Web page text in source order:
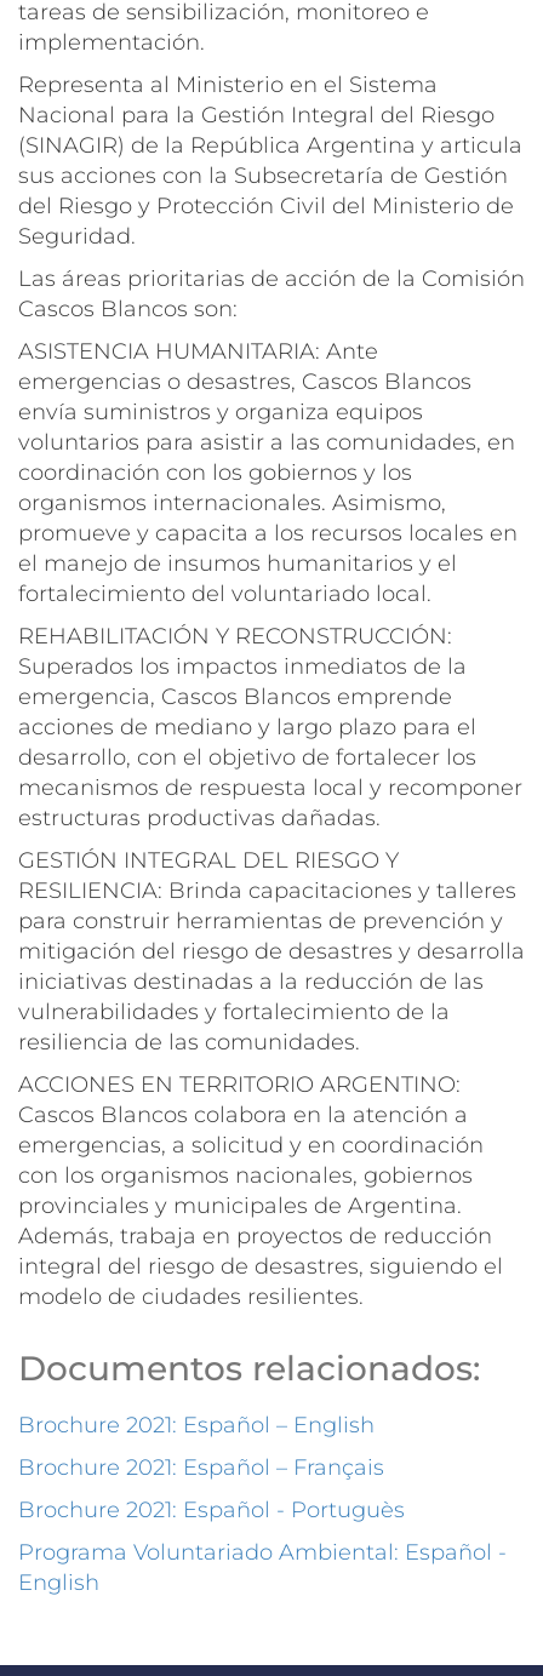
tareas de sensibilización, monitoreo e
implementación.
Representa al Ministerio en el Sistema
Nacional para la Gestión Integral del Riesgo
(SINAGIR) de la República Argentina y articula
sus acciones con la Subsecretaría de Gestión
del Riesgo y Protección Civil del Ministerio de
Seguridad.
Las áreas prioritarias de acción de la Comisión
Cascos Blancos son:
ASISTENCIA HUMANITARIA: Ante
emergencias o desastres, Cascos Blancos
envía suministros y organiza equipos
voluntarios para asistir a las comunidades, en
coordinación con los gobiernos y los
organismos internacionales. Asimismo,
promueve y capacita a los recursos locales en
el manejo de insumos humanitarios y el
fortalecimiento del voluntariado local.
REHABILITACIÓN Y RECONSTRUCCIÓN:
Superados los impactos inmediatos de la
emergencia, Cascos Blancos emprende
acciones de mediano y largo plazo para el
desarrollo, con el objetivo de fortalecer los
mecanismos de respuesta local y recomponer
estructuras productivas dañadas.
GESTIÓN INTEGRAL DEL RIESGO Y
RESILIENCIA: Brinda capacitaciones y talleres
para construir herramientas de prevención y
mitigación del riesgo de desastres y desarrolla
iniciativas destinadas a la reducción de las
vulnerabilidades y fortalecimiento de la
resiliencia de las comunidades.
ACCIONES EN TERRITORIO ARGENTINO:
Cascos Blancos colabora en la atención a
emergencias, a solicitud y en coordinación
con los organismos nacionales, gobiernos
provinciales y municipales de Argentina.
Además, trabaja en proyectos de reducción
integral del riesgo de desastres, siguiendo el
modelo de ciudades resilientes.
Documentos relacionados:
Brochure 2021: Español – English
Brochure 2021: Español – Français
Brochure 2021: Español - Portuguès
Programa Voluntariado Ambiental: Español -
English